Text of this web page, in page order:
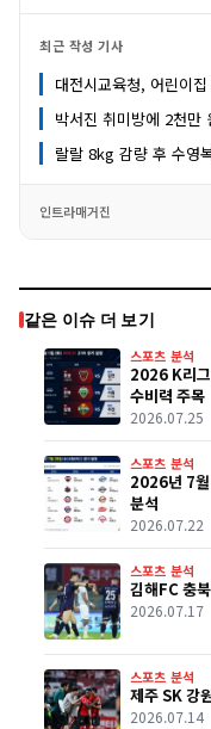
최근 작성 기사
대전시교육청, 어린이
박서진 취미방에 2천
랄랄 8kg 감량 후 수영
인트라매거진
같은 이슈 더 보기
스포츠 분석
2026 K리
수비력 주목
2026.07.25
스포츠 분석
2026년 7
분석
2026.07.22
스포츠 분석
김해FC 충
2026.07.17
스포츠 분석
제주 SK 강
2026.07.14